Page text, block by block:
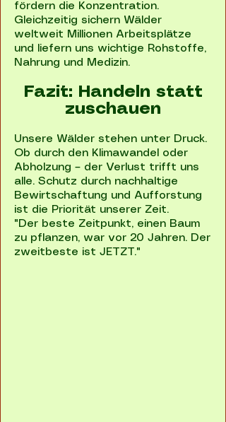
fördern die Konzentration.
Gleichzeitig sichern Wälder
weltweit Millionen Arbeitsplätze
und liefern uns wichtige Rohstoffe,
Nahrung und Medizin.
Fazit: Handeln statt
zuschauen
Unsere Wälder stehen unter Druck.
Ob durch den Klimawandel oder
Abholzung – der Verlust trifft uns
alle. Schutz durch nachhaltige
Bewirtschaftung und Aufforstung
ist die Priorität unserer Zeit.
"Der beste Zeitpunkt, einen Baum
zu pflanzen, war vor 20 Jahren. Der
zweitbeste ist JETZT."